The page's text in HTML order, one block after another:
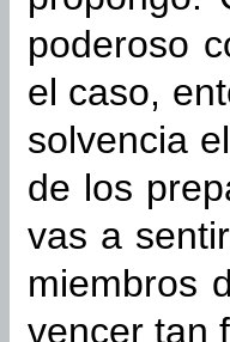
poderoso
el caso,
solvencia
de los
vas a
miembros
vencer tan